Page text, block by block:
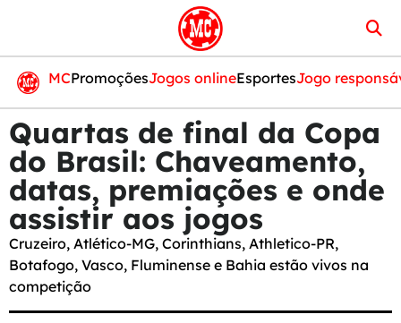
MCPromoçõesJogos onlineEsportesJogo
Quartas de final da Copa
do Brasil: Chaveamento,
datas, premiações e onde
assistir aos jogos
Cruzeiro, Atlético-MG, Corinthians, Athletico-PR,
Botafogo, Vasco, Fluminense e Bahia estão vivos na
competição